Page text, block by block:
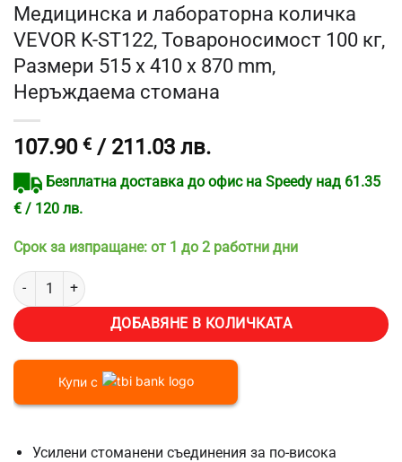
Медицинска и лабораторна количка
VEVOR K-ST122, Товароносимост 100 кг,
Размери 515 х 410 х 870 mm,
Неръждаема стомана
107.90 € / 211.03 лв.
Безплатна доставка до офис на Speedy над 61.35
€ / 120 лв.
Срок за изпращане: от 1 до 2 работни дни
количество за Медицинска и лабораторна количка VEVOR K-
ДОБАВЯНЕ В КОЛИЧКАТА
Купи с
Усилени стоманени съединения за по-висока